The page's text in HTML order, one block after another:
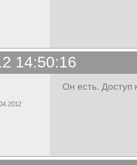
14:50:16
Он есть. Доступ